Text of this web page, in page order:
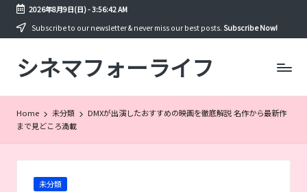
Skip
content
2026年8月9日(日)-3:56:43 AM
Subscribe to our newsletter & never miss our best posts. Subscribe Now!
シネマフォーライフ
映
画
ラ
Home 未分類
DMXが出演したおすすめの映画を徹底解説 名作から最新作
まで見どころ満載
Posted
未分類